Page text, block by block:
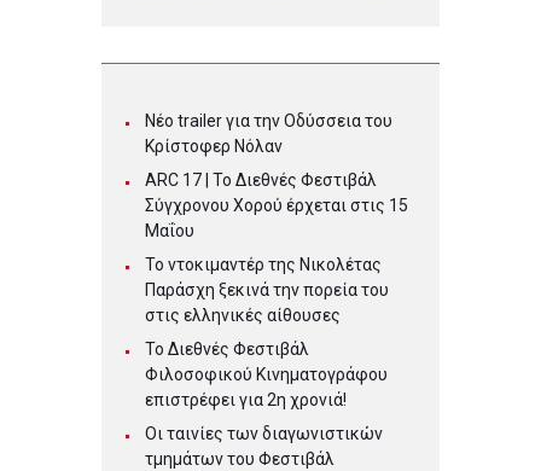
Νέο trailer για την Οδύσσεια του
Κρίστοφερ Νόλαν
ARC 17 | To Διεθνές Φεστιβάλ
Σύγχρονου Χορού έρχεται στις 15
Μαΐου
Το ντοκιμαντέρ της Νικολέτας
Παράσχη ξεκινά την πορεία του
στις ελληνικές αίθουσες
Το Διεθνές Φεστιβάλ
Φιλοσοφικού Κινηματογράφου
επιστρέφει για 2η χρονιά!
Οι ταινίες των διαγωνιστικών
τμημάτων του Φεστιβάλ